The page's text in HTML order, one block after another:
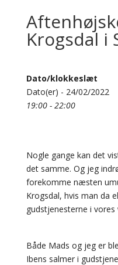
Krogsdal i
Dato/klokkeslæt
Dato(er) - 24/02/2022
19:00 - 22:00
Nogle gange kan det
det samme. Og jeg
forekomme næsten
Krogsdal, hvis man da
gudstjenesterne i vores
Både Mads og jeg er
Ibens salmer i